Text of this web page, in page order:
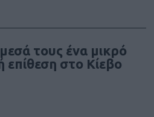
τους ένα μικρό
επίθεση στο Κίεβο